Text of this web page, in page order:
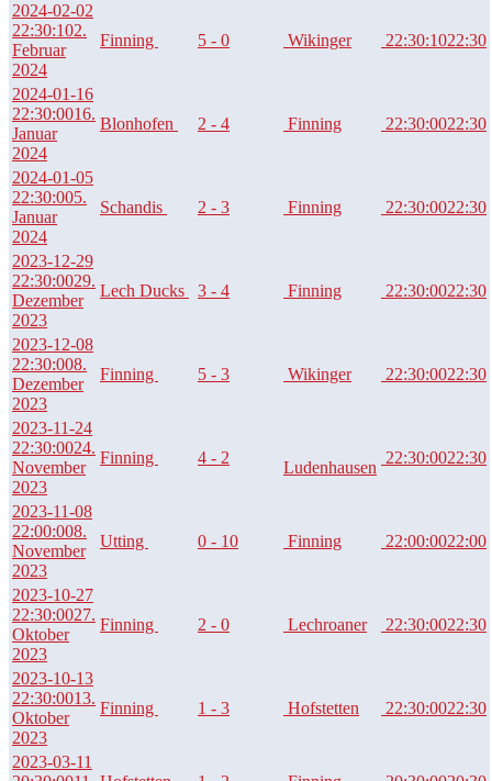
2024-02-02
22:30:102.
Februar
2024
Finning 5 - 0 Wikinger 22:30:1022:30
2024-01-16
22:30:0016.
Januar
2024
Blonhofen 2 - 4 Finning 22:30:0022:30
2024-01-05
22:30:005.
Januar
2024
Schandis 2 - 3 Finning 22:30:0022:30
2023-12-29
22:30:0029.
Dezember
2023
Lech Ducks 3 - 4 Finning 22:30:0022:30
2023-12-08
22:30:008.
Dezember
2023
Finning 5 - 3 Wikinger 22:30:0022:30
2023-11-24
22:30:0024.
November
2023
Finning 4 - 2
Ludenhausen
22:30:0022:30
2023-11-08
22:00:008.
November
2023
Utting 0 - 10 Finning 22:00:0022:00
2023-10-27
22:30:0027.
Oktober
2023
Finning 2 - 0 Lechroaner 22:30:0022:30
2023-10-13
22:30:0013.
Oktober
2023
Finning 1 - 3 Hofstetten 22:30:0022:30
2023-03-11